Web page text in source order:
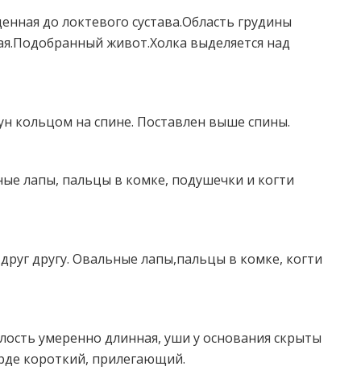
до локтевого сустава.Область грудины
живот.Холка выделяется над
кольцом на спине. Поставлен выше спины.
лапы, пальцы в комке, подушечки и когти
другу. Овальные лапы,пальцы в комке, когти
умеренно длинная, уши у основания скрыты
короткий, прилегающий.